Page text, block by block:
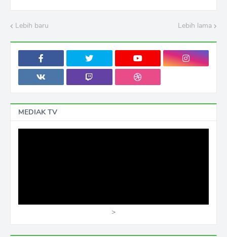
Lebih baru Lebih lama
MEDIAK TV
>